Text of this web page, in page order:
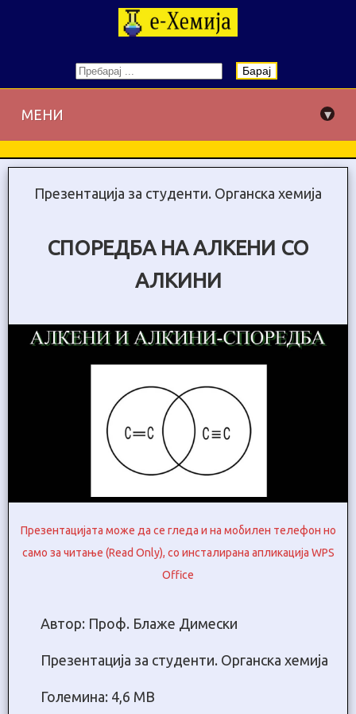
Барај
МЕНИ ▾
Презентација за студенти. Органска хемија
СПОРЕДБА НА АЛКЕНИ СО
АЛКИНИ
Презентацијата може да се гледа и на мобилен телефон но
само за читање (Read Only), со инсталирана апликација WPS
Office
Автор: Проф. Блаже Димески
Презентација за студенти. Oрганска хемија
Големина: 4,6 МB